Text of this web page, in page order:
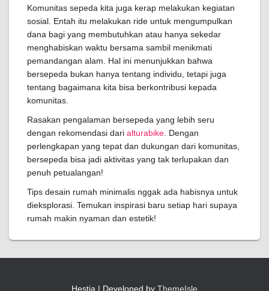
Komunitas sepeda kita juga kerap melakukan kegiatan
sosial. Entah itu melakukan ride untuk mengumpulkan
dana bagi yang membutuhkan atau hanya sekedar
menghabiskan waktu bersama sambil menikmati
pemandangan alam. Hal ini menunjukkan bahwa
bersepeda bukan hanya tentang individu, tetapi juga
tentang bagaimana kita bisa berkontribusi kepada
komunitas.
Rasakan pengalaman bersepeda yang lebih seru
dengan rekomendasi dari alturabike . Dengan
perlengkapan yang tepat dan dukungan dari komunitas,
bersepeda bisa jadi aktivitas yang tak terlupakan dan
penuh petualangan!
Tips desain rumah minimalis nggak ada habisnya untuk
dieksplorasi. Temukan inspirasi baru setiap hari supaya
rumah makin nyaman dan estetik!
Hestia | Developed by ThemeIsle